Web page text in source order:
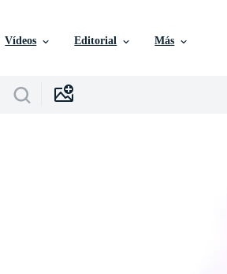
Vídeos Editorial Más